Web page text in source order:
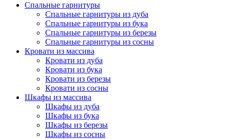
Спальные гарнитуры
Спальные гарнитуры из дуба
Спальные гарнитуры из бука
Спальные гарнитуры из березы
Спальные гарнитуры из сосны
Кровати из массива
Кровати из дуба
Кровати из бука
Кровати из березы
Кровати из сосны
Шкафы из массива
Шкафы из дуба
Шкафы из бука
Шкафы из березы
Шкафы из сосны